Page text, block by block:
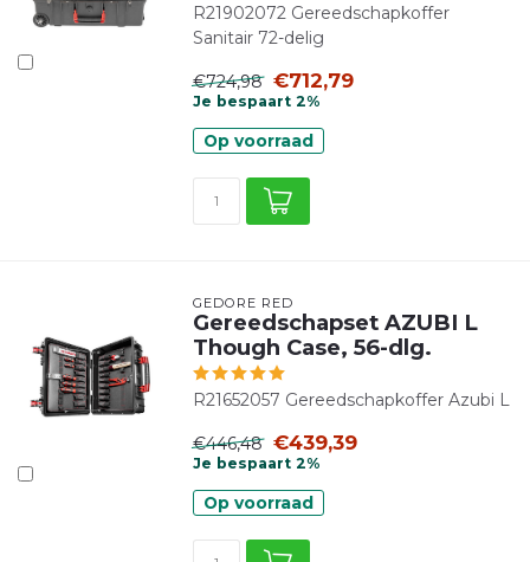
R21902072 Gereedschapkoffer
Sanitair 72-delig
€724,98 €712,79
Je bespaart 2%
Op voorraad
GEDORE RED
Gereedschapset AZUBI L
Though Case, 56-dlg.
R21652057 Gereedschapkoffer Azubi L
€446,48 €439,39
Je bespaart 2%
Op voorraad